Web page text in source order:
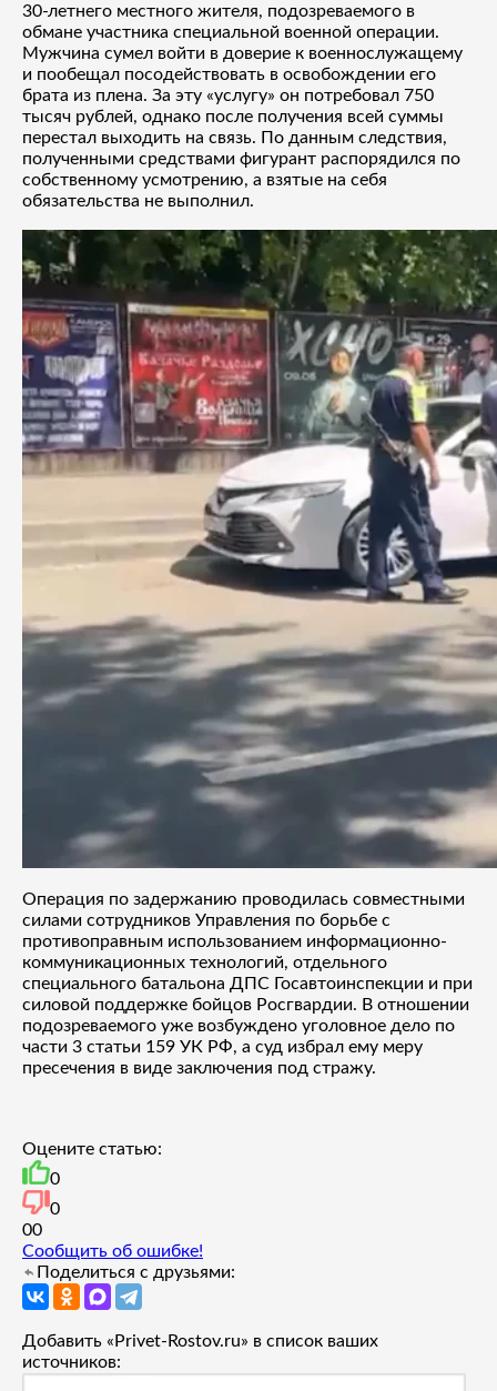
30-летнего местного жителя, подозреваемого в
обмане участника специальной военной операции.
Мужчина сумел войти в доверие к военнослужащему
и пообещал посодействовать в освобождении его
брата из плена. За эту «услугу» он потребовал 750
тысяч рублей, однако после получения всей суммы
перестал выходить на связь. По данным следствия,
полученными средствами фигурант распорядился по
собственному усмотрению, а взятые на себя
обязательства не выполнил.
Операция по задержанию проводилась совместными
силами сотрудников Управления по борьбе с
противоправным использованием информационно-
коммуникационных технологий, отдельного
специального батальона ДПС Госавтоинспекции и при
силовой поддержке бойцов Росгвардии. В отношении
подозреваемого уже возбуждено уголовное дело по
части 3 статьи 159 УК РФ, а суд избрал ему меру
пресечения в виде заключения под стражу.
Оцените статью:
0
0
00
Сообщить об ошибке!
Поделиться с друзьями:
Добавить «Privet-Rostov.ru» в список ваших
источников: